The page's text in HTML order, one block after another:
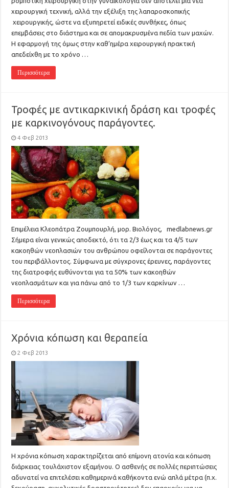
χειρουργική τεχνική, αλλά την εξέλιξη της λαπαροσκοπικής
χειρουργικής, ώστε να εξυπηρετεί ειδικές συνθήκες, όπως
επεμβάσεις στο διάστημα και σε απομακρυσμένα πεδία των μαχών.
Η εφαρμογή της όμως στην καθ’ημέρα χειρουργική πρακτική
απεδείχθη με το χρόνο …
Περισσότερα
Τροφές με αντικαρκινική δράση και τροφές
με καρκινογόνους παράγοντες.
4 Φεβ 2013
Επιμέλεια Κλεοπάτρα Ζουμπουρλή, μορ. Βιολόγος, medlabnews.gr
Σήμερα είναι γενικώς αποδεκτό, ότι τα 2/3 έως και τα 4/5 των
κακοηθών νεοπλασιών του ανθρώπου οφείλονται σε παράγοντες
του περιβάλλοντος. Σύμφωνα με σύγχρονες έρευνες, παράγοντες
της διατροφής ευθύνονται για τα 50% των κακοηθών
νεοπλασμάτων και για πάνω από το 1/3 των καρκίνων …
Περισσότερα
Χρόνια κόπωση και θεραπεία
2 Φεβ 2013
Η χρόνια κόπωση χαρακτηρίζεται από επίμονη ατονία και κόπωση
διάρκειας τουλάχιστον εξαμήνου. Ο ασθενής σε πολλές περιπτώσεις
αδυνατεί να επιτελέσει καθημερινά καθήκοντα ενώ απλά μέτρα (π.χ.